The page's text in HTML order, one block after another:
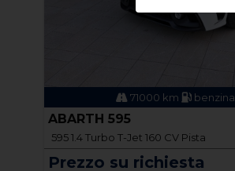
71000 km benzina
ABARTH 595
595 1.4 Turbo T-Jet 160 CV Pista
Prezzo su richiesta